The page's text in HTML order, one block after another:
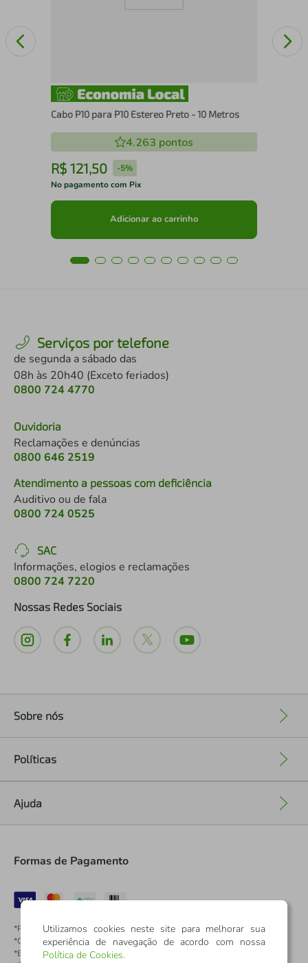
Cabo P10 para P10 Estereo Preto - 10 Metros
4.263 pontos
R$ 121,50 -5%
No pagamento com Pix
Adicionar ao carrinho
Serviços por telefone
de segunda a sábado das
08h às 20h40 (Exceto feriados)
0800 724 4770
Ouvidoria
Reclamações e denúncias
0800 646 2519
Atendimento a pessoas com deficiência
Auditivo ou de fala
0800 724 0525
SAC
Informações, elogios e reclamações
0800 724 7220
Nossas Redes Sociais
Sobre nós
Políticas
Ajuda
Formas de Pagamento
*Pontos dos Cartões Sicredi
*Cartões Sicredi
*Boleto exclusivo para associados PJ
Utilizamos cookies neste site para melhorar sua
experiência de navegação de acordo com nossa
Política de Cookies.